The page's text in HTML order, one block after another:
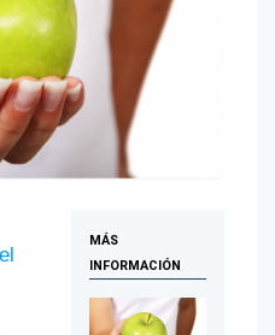
MÁS
INFORMACIÓN